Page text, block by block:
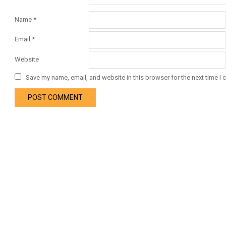
Name *
Email *
Website
Save my name, email, and website in this browser for the next time I